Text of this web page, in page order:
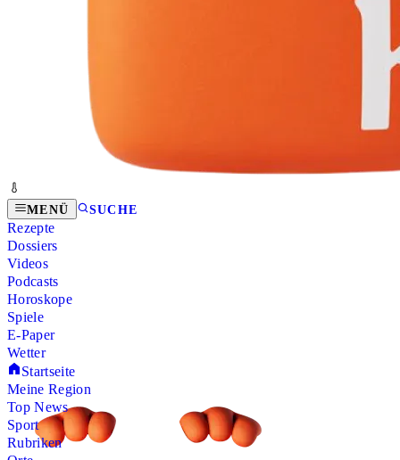
MENÜ SUCHE
Rezepte
Dossiers
Videos
Podcasts
Horoskope
Spiele
E-Paper
Wetter
Startseite
Meine Region
Top News
Sport
Rubriken